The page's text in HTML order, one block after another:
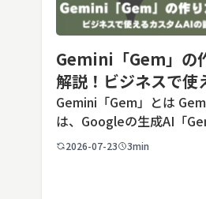
Gemini「Gem」の
解説！ビジネスで使
AIの設定手順と活用例
Gemini「Gem」とは
は、Googleの生成AI「
用途に合わせてカスタマ
2026-07-23 3min